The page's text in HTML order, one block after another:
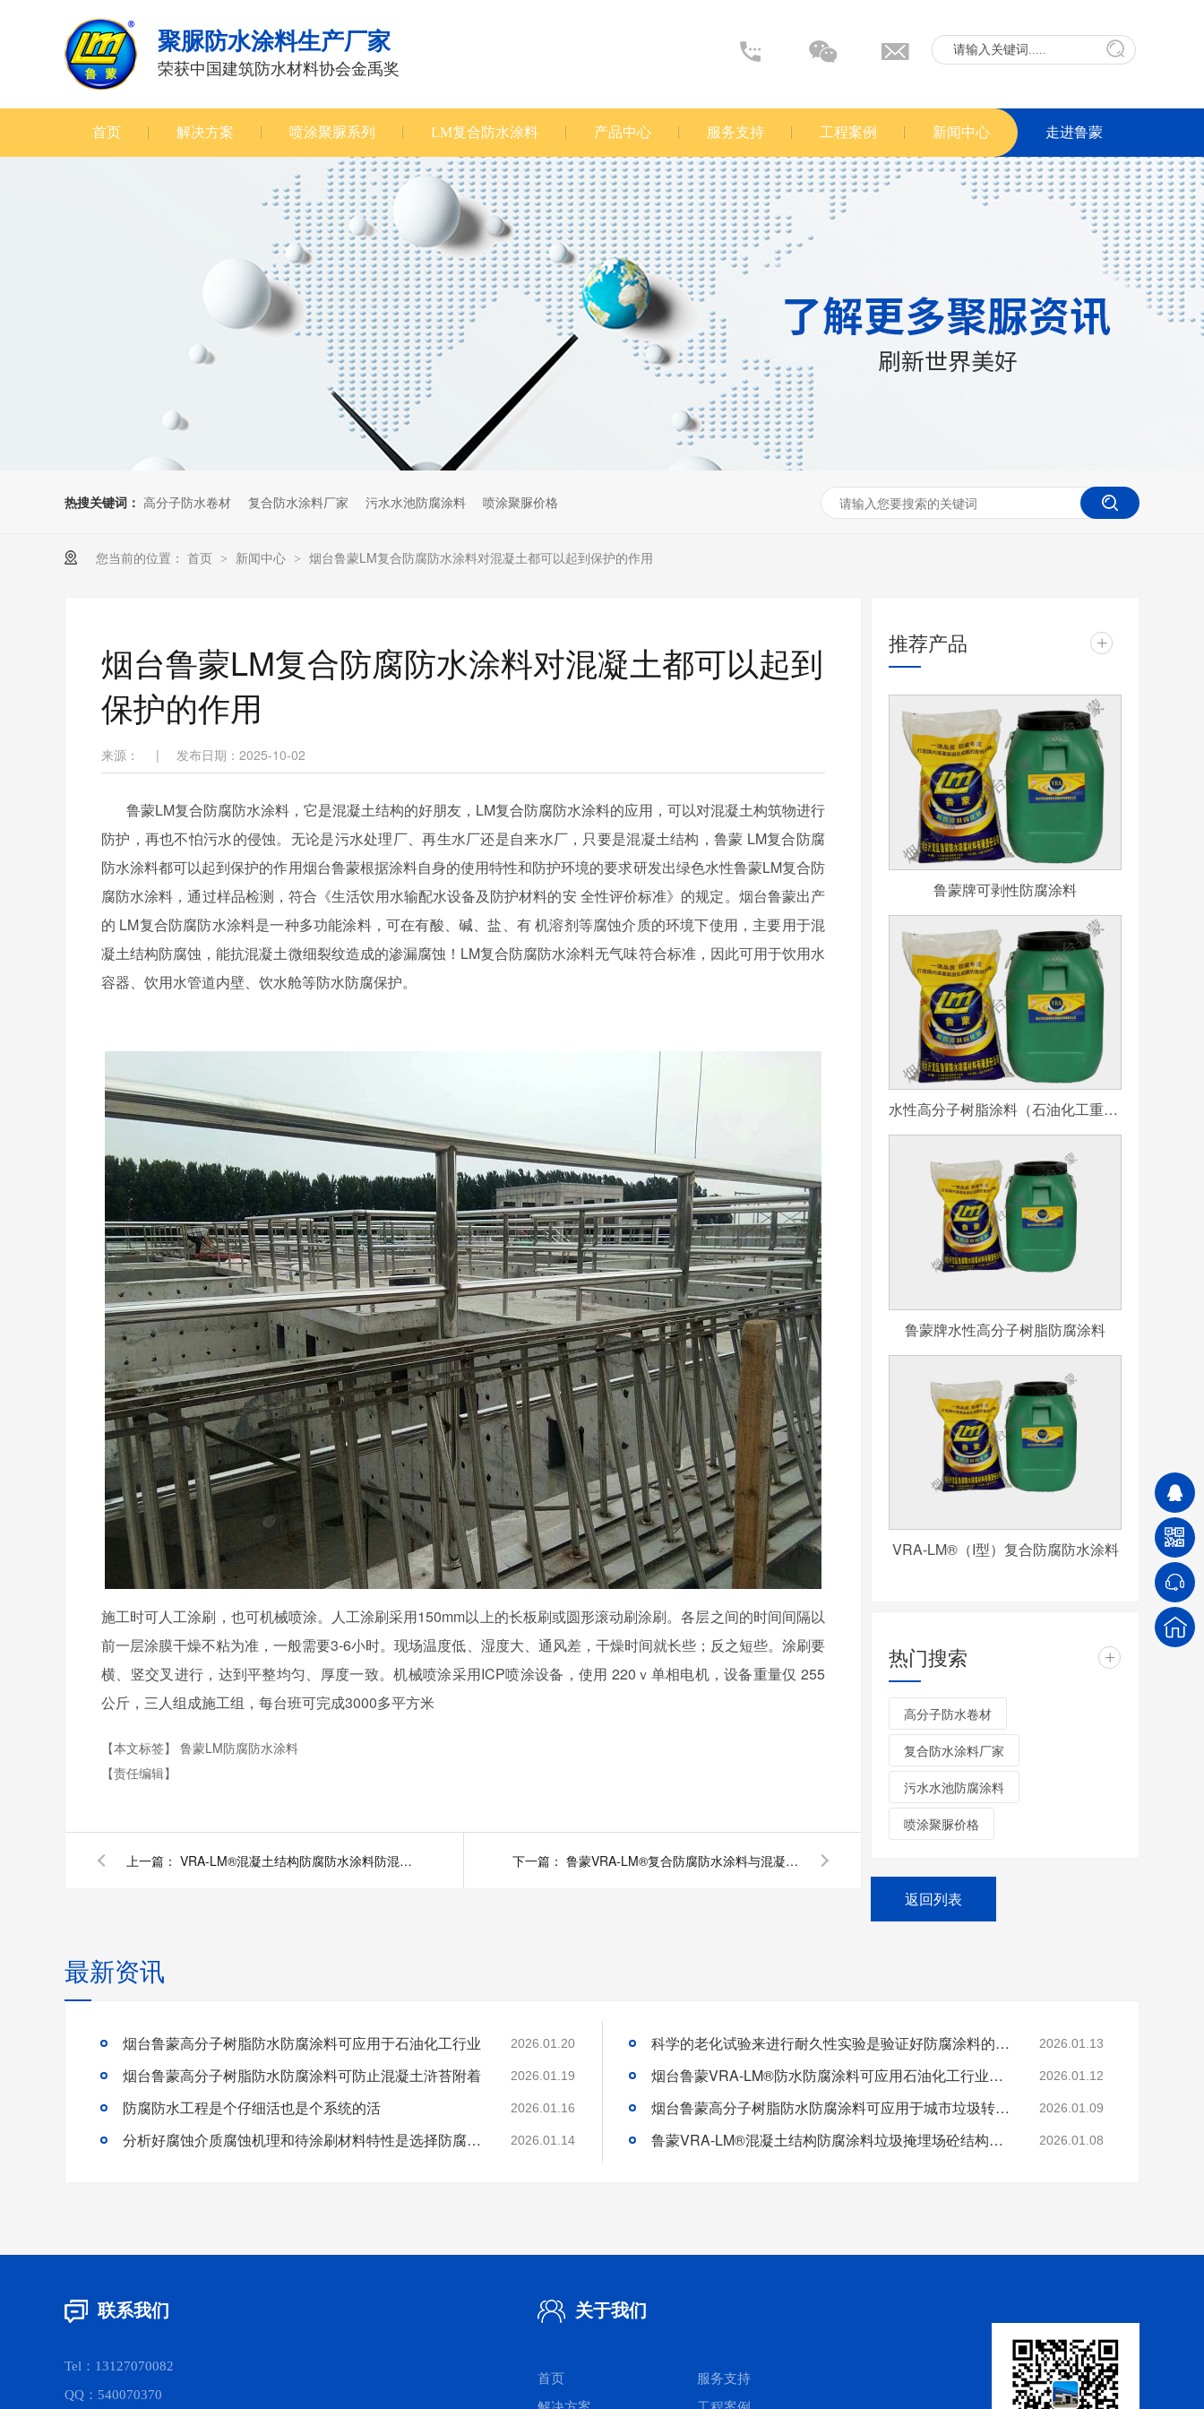
聚脲防水涂料生产厂家
荣获中国建筑防水材料协会金禹奖
首页 解决方案 喷涂聚脲系列 LM复合防水涂料 产品中心 服务支持 工程案例 新闻中心 走进鲁蒙
热搜关键词： 高分子防水卷材 复合防水涂料厂家 污水水池防腐涂料 喷涂聚脲价格
您当前的位置： 首页 > 新闻中心 > 烟台鲁蒙LM复合防腐防水涂料对混凝土都可以起到保护的作用
烟台鲁蒙LM复合防腐防水涂料对混凝土都可以起到
保护的作用
来源： | 发布日期：2025-10-02
鲁蒙LM复合防腐防水涂料，它是混凝土结构的好朋友， LM复合防腐防水涂料的应用，可以对混凝土构筑物进行
防护，再也不怕污水的侵蚀。无论是污水处理厂、再生水厂还是自来水厂，只要是混凝土结构，鲁蒙 LM复合防腐
防水涂料都可以起到保护的作用烟台鲁蒙根据涂料自身的使用特性和防护环境的要求研发出绿色水性鲁蒙LM复合防
腐防水涂料，通过样品检测，符合《生活饮用水输配水设备及防护材料的安 全性评价标准》的规定。烟台鲁蒙出产
的 LM复合防腐防水涂料是一种多功能涂料，可在有酸、碱、盐、有 机溶剂等腐蚀介质的环境下使用，主要用于混
凝土结构防腐蚀，能抗混凝土微细裂纹造成的渗漏腐蚀！ LM复合防腐防水涂料无气味符合标准，因此可用于饮用水
容器、饮用水管道内壁、饮水舱等防水防腐保护。
施工时可人工涂刷，也可机械喷涂。人工涂刷采用150mm以上的长板刷或圆形滚动刷涂刷。各层之间的时间间隔以
前一层涂膜干燥不粘为准，一般需要3-6小时。现场温度低、湿度大、通风差，干燥时间就长些；反之短些。涂刷要
横、竖交叉进行，达到平整均匀、厚度一致。机械喷涂采用ICP喷涂设备，使用 220 ｖ单相电机，设备重量仅 255
公斤，三人组成施工组，每台班可完成3000多平方米
【本文标签】 鲁蒙LM防腐防水涂料
【责任编辑】
上一篇： VRA-LM®混凝土结构防腐防水涂料防混砼结构浸水构筑物防腐减少污染、提高防腐功效 下一篇： 鲁蒙VRA-LM®复合防腐防水涂料与混凝土有较高的粘结强度，使用寿命长
推荐产品 +
鲁蒙牌可剥性防腐涂料
水性高分子树脂涂料（石油化工重防腐用）
鲁蒙牌水性高分子树脂防腐涂料
VRA-LM®（I型）复合防腐防水涂料
热门搜索 +
高分子防水卷材
复合防水涂料厂家
污水水池防腐涂料
喷涂聚脲价格
返回列表
最新资讯
烟台鲁蒙高分子树脂防水防腐涂料可应用于石油化工行业 2026.01.20
烟台鲁蒙高分子树脂防水防腐涂料可防止混凝土浒苔附着 2026.01.19
防腐防水工程是个仔细活也是个系统的活 2026.01.16
分析好腐蚀介质腐蚀机理和待涂刷材料特性是选择防腐涂料的基础 2026.01.14
科学的老化试验来进行耐久性实验是验证好防腐涂料的途径 2026.01.13
烟台鲁蒙VRA-LM®防水防腐涂料可应用石油化工行业防腐防水 2026.01.12
烟台鲁蒙高分子树脂防水防腐涂料可应用于城市垃圾转运车 2026.01.09
鲁蒙VRA-LM®混凝土结构防腐涂料垃圾掩埋场砼结构防腐 2026.01.08
联系我们
Tel：13127070082
QQ：540070370
关于我们
首页
服务支持